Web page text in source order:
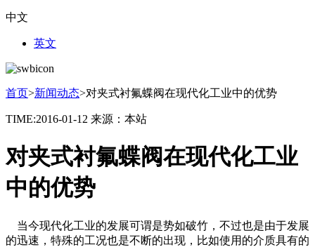
中文
英文
首页>新闻动态>对夹式衬氟蝶阀在现代化工业中的优势
TIME:2016-01-12 来源：本站
对夹式衬氟蝶阀在现代化工业
中的优势
当今现代化工业的发展可谓是势如破竹，不过也是由于发展
的迅速，特殊的工况也是不断的出现，比如使用的介质具有的